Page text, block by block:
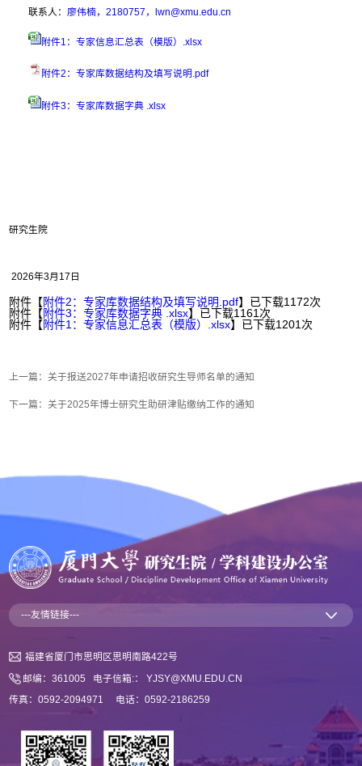
联系人： 廖伟楠，2180757，lwn@xmu.edu.cn
附件1：专家信息汇总表（模版）.xlsx
附件2：专家库数据结构及填写说明.pdf
附件3：专家库数据字典 .xlsx
研究生院
2026年3月17日
附件【附件2：专家库数据结构及填写说明.pdf】已下载1172次
附件【附件3：专家库数据字典 .xlsx】已下载1161 次
附件【附件1：专家信息汇总表（模版）.xlsx】已下载1201 次
上一篇：关于报送2027年申请招收研究生导师名单的通知
下一篇：关于2025年博士研究生助研津贴缴纳工作的通知
---友情链接---
福建省厦门市思明区思明南路422号
邮编：361005 电子信箱:： YJSY@XMU.EDU.CN
传真：0592-2094971 电话：0592-2186259